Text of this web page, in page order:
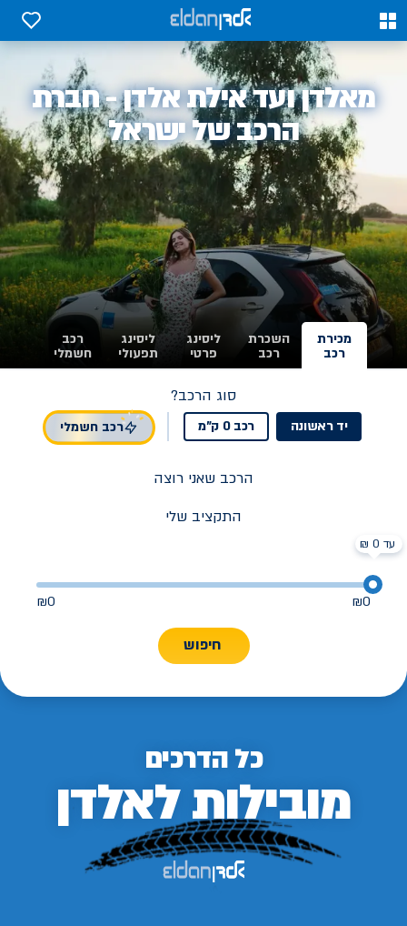
0
0
אלדן
מאלדן ועד אילת אלדן - חברת
הרכב של ישראל
מכירת
רכב
השכרת
רכב
ליסינג
פרטי
ליסינג
תפעולי
רכב
חשמלי
סוג הרכב?
יד ראשונה רכב 0 ק"מ רכב חשמלי
הרכב שאני רוצה
התקציב שלי
₪0
₪0
חיפוש
כל הדרכים
מובילות לאלדן
עד 0 ₪